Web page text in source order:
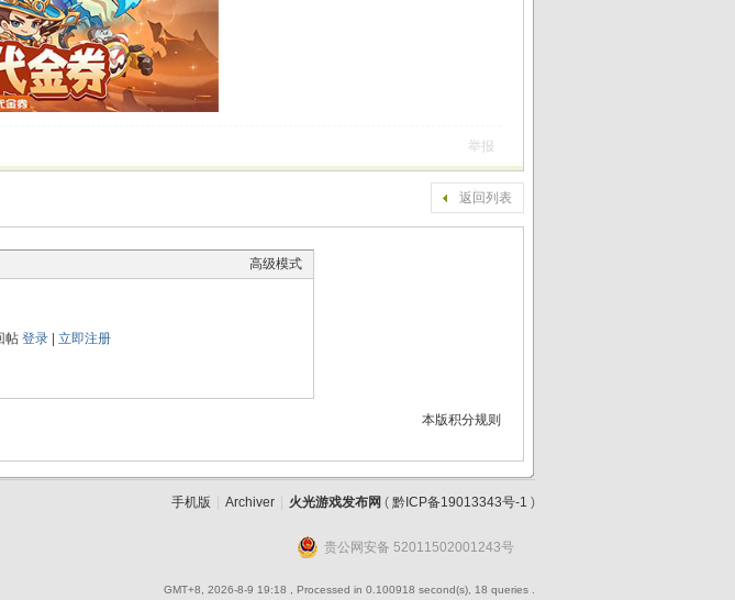
举报
返回列表
高级模式
帖 登录| 立即注册
本版积分规则
手机版 Archiver 火光游戏发布网 ( 黔ICP备19013343号-1 )
贵公网安备 52011502001243号
GMT+8, 2026-8-9 19:18 , Processed in 0.100918 second(s), 18 queries .